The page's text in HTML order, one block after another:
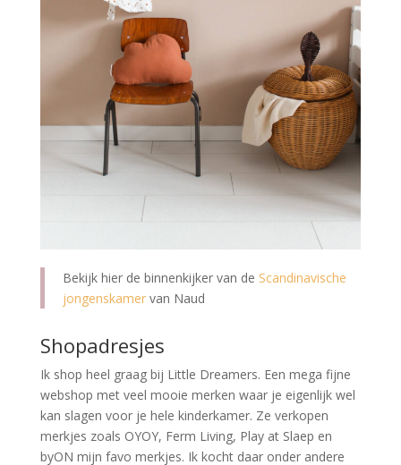
Bekijk hier de binnenkijker van de Scandinavische
jongenskamervan Naud
Shopadresjes
Ik shop heel graag bij Little Dreamers. Een mega fijne
webshop met veel mooie merken waar je eigenlijk wel
kan slagen voor je hele kinderkamer. Ze verkopen
merkjes zoals OYOY, Ferm Living, Play at Slaep en
byON mijn favo merkjes. Ik kocht daar onder andere